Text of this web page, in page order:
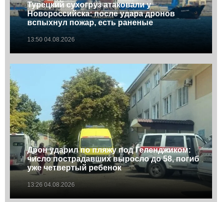
Турецкий сухогруз атаковали у
Новороссийска: после удара дронов
вспыхнул пожар, есть раненые
13:50 04.08.2026
Дрон ударил по пляжу под Геленджиком:
число пострадавших выросло до 58, погиб
уже четвертый ребенок
13:26 04.08.2026